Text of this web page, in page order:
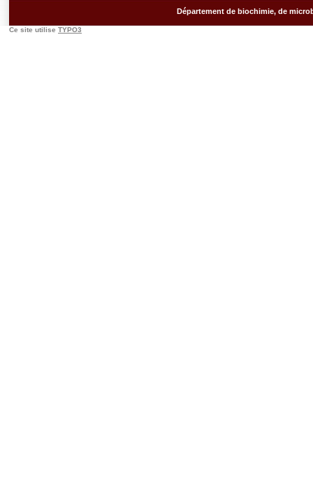
Département de biochimie, de
Ce site utilise TYPO3